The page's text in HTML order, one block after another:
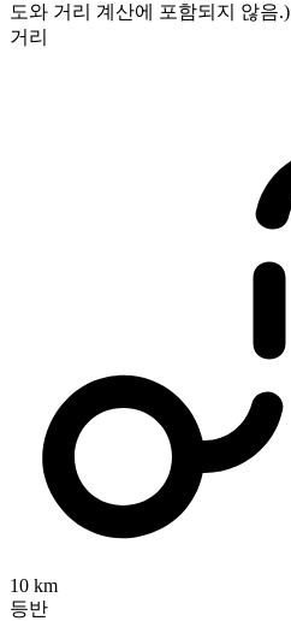
도와 거리 계산에 포함되지 않음.)
거리
10 km
등반